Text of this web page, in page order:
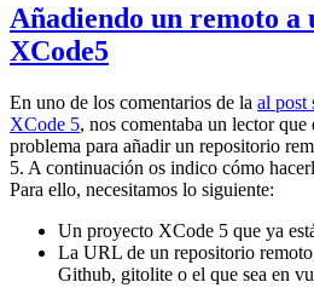
Añadiendo un remoto a
XCode5
En uno de los comentarios de la al post
XCode 5, nos comentaba un lector que
problema para añadir un repositorio
5. A continuación os indico cómo
Para ello, necesitamos lo siguiente:
Un proyecto XCode 5 que ya
La URL de un repositorio
Github, gitolite o el que sea en